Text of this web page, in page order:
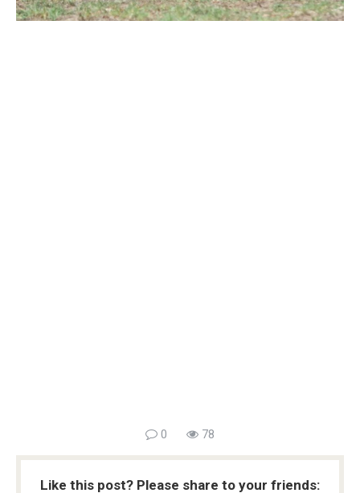
0 78
Like this post? Please share to your friends: